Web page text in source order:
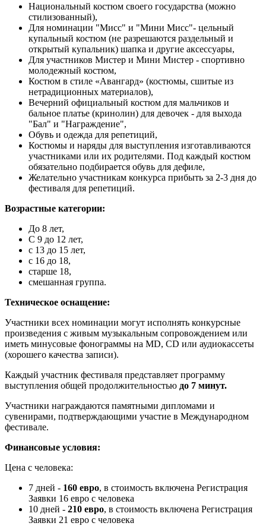
Национальный костюм своего государства (можно
стилизованный),
Для номинации "Мисс" и "Мини Мисс"- цельный
купальный костюм (не разрешаются раздельный и
открытый купальник) шапка и другие аксессуары,
Для участников Мистер и Мини Мистер - спортивно
молодежный костюм,
Костюм в стиле «Авангард» (костюмы, сшитые из
нетрадиционных материалов),
Вечерний официальный костюм для мальчиков и
бальное платье (кринолин) для девочек - для выхода
"Бал" и "Награждение",
Обувь и одежда для репетиций,
Костюмы и наряды для выступления изготавливаются
участниками или их родителями. Под каждый костюм
обязательно подбирается обувь для дефиле,
Желательно участникам конкурса прибыть за 2-3 дня до
фестиваля для репетиций.
Возрастные категории:
До 8 лет,
С 9 до 12 лет,
с 13 до 15 лет,
с 16 до 18,
старше 18,
смешанная группа.
Техническое оснащение:
Участники всех номинации могут исполнять конкурсные
произведения с живым музыкальным сопровождением или
иметь минусовые фонограммы на MD, CD или аудиокассеты
(хорошего качества записи).
Каждый участник фестиваля представляет программу
выступления общей продолжительностью до 7 минут.
Участники награждаются памятными дипломами и
сувенирами, подтверждающими участие в Международном
фестивале.
Финансовые условия:
Цена с человека:
7 дней - 160 евро, в стоимость включена Регистрация
Заявки 16 евро с человека
10 дней - 210 евро, в стоимость включена Регистрация
Заявки 21 евро с человека